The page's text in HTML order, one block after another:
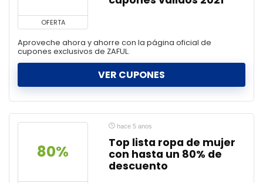
OFERTA
Aproveche ahora y ahorre con la página oficial de
cupones exclusivos de ZAFUL.
VER CUPONES
80%
hace 5 anos
Top lista ropa de mujer
con hasta un 80% de
descuento